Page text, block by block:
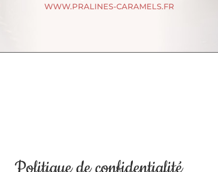
WWW.PRALINES-CARAMELS.FR